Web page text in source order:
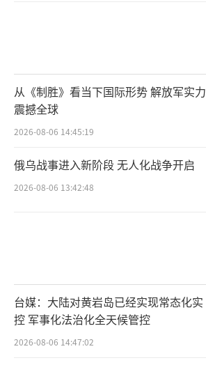
从《制胜》看当下国际形势 解放军实力
震撼全球
2026-08-06 14:45:19
俄乌战事进入新阶段 无人化战争开启
2026-08-06 13:42:48
台媒：大陆对黄岩岛已经实现常态化实
控 军事化法治化全天候管控
2026-08-06 14:47:02